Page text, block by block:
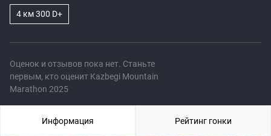
Оценок и отзывов пока нет. Станьте
первым, кто оценит Kazbegi Mountain
Marathon 2025
4 км 300 D+
Информация Рейтинг гонки